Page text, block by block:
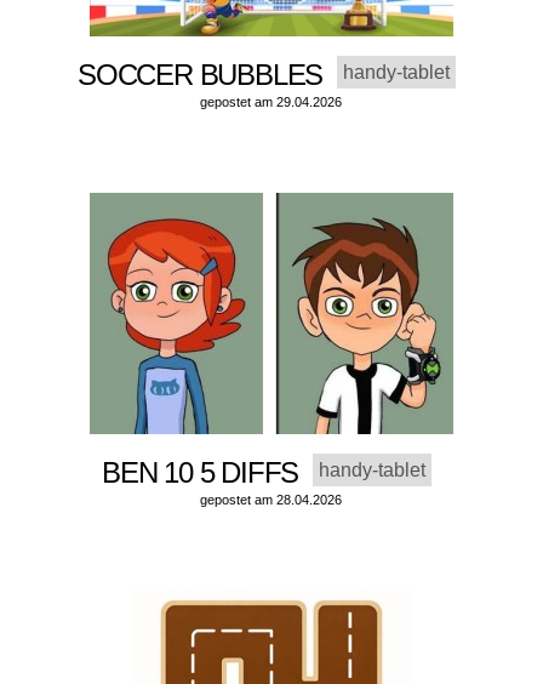
SOCCER BUBBLES handy-tablet
gepostet am 29.04.2026
BEN 10 5 DIFFS handy-tablet
gepostet am 28.04.2026